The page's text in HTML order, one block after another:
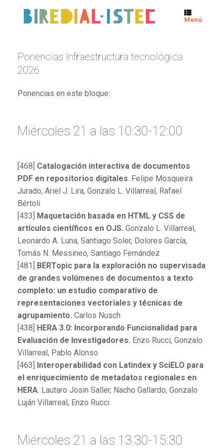
Menú
Ponencias Infraestructura tecnológica
2026
Ponencias en este bloque:
Miércoles 21 a las 10:30-12:00
[468] Catalogación interactiva de documentos
PDF en repositorios digitales. Felipe Mosqueira
Jurado, Ariel J. Lira, Gonzalo L. Villarreal, Rafael
Bértoli
[433]
Maquetación basada en HTML y CSS de
artículos científicos en OJS. Gonzalo L. Villarreal,
Leonardo A. Luna, Santiago Soler, Dolores García,
Tomás N. Messineo, Santiago Fernández
[481]
BERTopic para la exploración no supervisada
de grandes volúmenes de documentos a texto
completo: un estudio comparativo de
representaciones vectoriales y técnicas de
agrupamiento. Carlos Nusch
[438]
HERA 3.0: Incorporando Funcionalidad para
Evaluación de Investigadores. Enzo Rucci, Gonzalo
Villarreal, Pablo Alonso
[463]
Interoperabilidad con Latindex y SciELO para
el enriquecimiento de metadatos regionales en
HERA. Lautaro Josin Saller, Nacho Gallardo, Gonzalo
Luján Villarreal, Enzo Rucci
Miércoles 21 a las 13:30-15:30